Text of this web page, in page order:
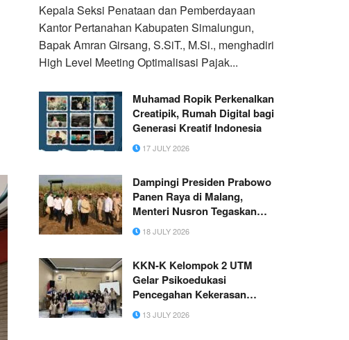
Kepala Seksi Penataan dan Pemberdayaan
Kantor Pertanahan Kabupaten Simalungun,
Bapak Amran Girsang, S.SiT., M.Si., menghadiri
High Level Meeting Optimalisasi Pajak...
Muhamad Ropik Perkenalkan
Creatipik, Rumah Digital bagi
Generasi Kreatif Indonesia
17 JULY 2026
Dampingi Presiden Prabowo
Panen Raya di Malang,
Menteri Nusron Tegaskan
Ketahanan Pangan Dimulai
dari Kepastian Hukum Tanah
18 JULY 2026
KKN-K Kelompok 2 UTM
Gelar Psikoedukasi
Pencegahan Kekerasan
Seksual dan Pelatihan
Konselor Sebaya didesa
13 JULY 2026